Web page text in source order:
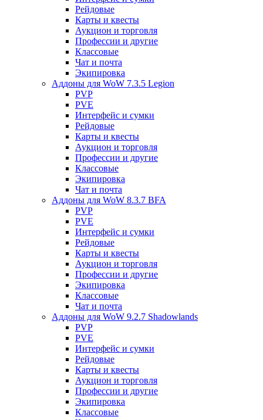
Рейдовые
Карты и квесты
Аукцион и торговля
Профессии и другие
Классовые
Чат и почта
Экипировка
Аддоны для WoW 7.3.5 Legion
PVP
PVE
Интерфейс и сумки
Рейдовые
Карты и квесты
Аукцион и торговля
Профессии и другие
Классовые
Экипировка
Чат и почта
Аддоны для WoW 8.3.7 BFA
PVP
PVE
Интерфейс и сумки
Рейдовые
Карты и квесты
Аукцион и торговля
Профессии и другие
Экипировка
Классовые
Чат и почта
Аддоны для WoW 9.2.7 Shadowlands
PVP
PVE
Интерфейс и сумки
Рейдовые
Карты и квесты
Аукцион и торговля
Профессии и другие
Экипировка
Классовые